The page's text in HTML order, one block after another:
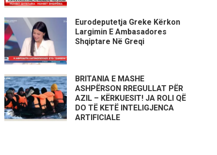
Eurodeputetja Greke Kërkon
Largimin E Ambasadores
Shqiptare Në Greqi
BRITANIA E MASHE
ASHPËRSON RREGULLAT PËR
AZIL – KËRKUESIT! JA ROLI QË
DO TË KETË INTELIGJENCA
ARTIFICIALE